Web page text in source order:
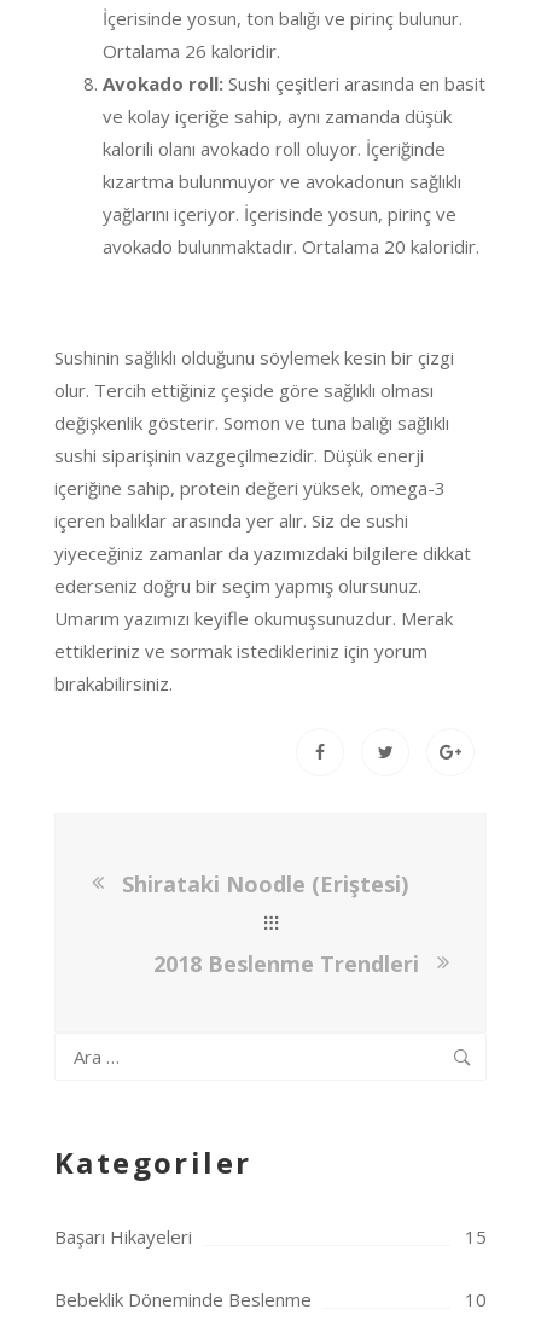
İçerisinde yosun, ton balığı ve pirinç bulunur.
Ortalama 26 kaloridir.
Avokado roll: Sushi çeşitleri arasında en basit
ve kolay içeriğe sahip, aynı zamanda düşük
kalorili olanı avokado roll oluyor. İçeriğinde
kızartma bulunmuyor ve avokadonun sağlıklı
yağlarını içeriyor. İçerisinde yosun, pirinç ve
avokado bulunmaktadır. Ortalama 20 kaloridir.
Sushinin sağlıklı olduğunu söylemek kesin bir çizgi
olur. Tercih ettiğiniz çeşide göre sağlıklı olması
değişkenlik gösterir. Somon ve tuna balığı sağlıklı
sushi siparişinin vazgeçilmezidir. Düşük enerji
içeriğine sahip, protein değeri yüksek, omega-3
içeren balıklar arasında yer alır. Siz de sushi
yiyeceğiniz zamanlar da yazımızdaki bilgilere dikkat
ederseniz doğru bir seçim yapmış olursunuz.
Umarım yazımızı keyifle okumuşsunuzdur. Merak
ettikleriniz ve sormak istedikleriniz için yorum
bırakabilirsiniz.
Shirataki Noodle (Eriştesi)
2018 Beslenme Trendleri
Arama:
Kategoriler
Başarı Hikayeleri 15
Bebeklik Döneminde Beslenme 10